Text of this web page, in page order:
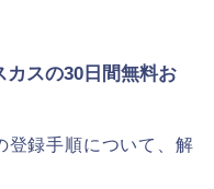
カスの30日間無料お
登録手順について、解